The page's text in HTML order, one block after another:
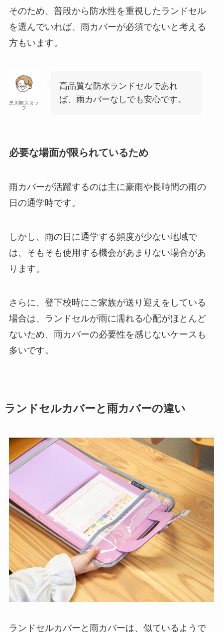
そのため、普段から防水性を重視したランドセル
を選んでいれば、雨カバーが必須でないと考える
方もいます。
黒川鞄スタッ
フ
高品質な防水ランドセルであれ
ば、雨カバーなしでも安心です。
必要な場面が限られているため
雨カバーが活躍するのは主に豪雨や長時間の雨の
日の通学時です。
しかし、雨の日に通学する頻度が少ない地域で
は、そもそも使用する機会があまりない場合があ
ります。
さらに、登下校時にご家族が送り迎えをしている
場合は、ランドセルが雨に濡れる心配がほとんど
ないため、雨カバーの必要性を感じないケースも
多いです。
ランドセルカバーと雨カバーの違い
ランドセルカバーと雨カバーは、似ているようで